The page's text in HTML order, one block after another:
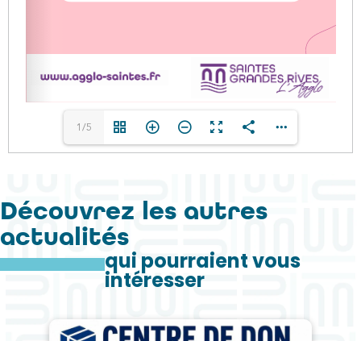
1/5
Découvrez les autres
actualités
qui pourraient vous
intéresser